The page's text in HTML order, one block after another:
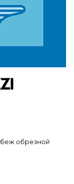
обрезной